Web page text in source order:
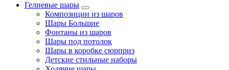
Гелиевые шары
Композиции из шаров
Шары Большие
Фонтаны из шаров
Шары под потолок
Шары в коробке сюрприз
Детские стильные наборы